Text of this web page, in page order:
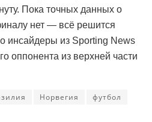
Пока точных данных о
нет — всё решится
инсайдеры из Sporting News
оппонента из верхней части
Норвегия
футбол